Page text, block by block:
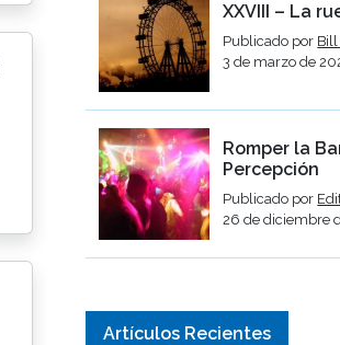
XXVIII – La
Publicado por Bill
3 de marzo de
Romper la
Percepción
Publicado por
26 de diciembre
Artículos Recientes